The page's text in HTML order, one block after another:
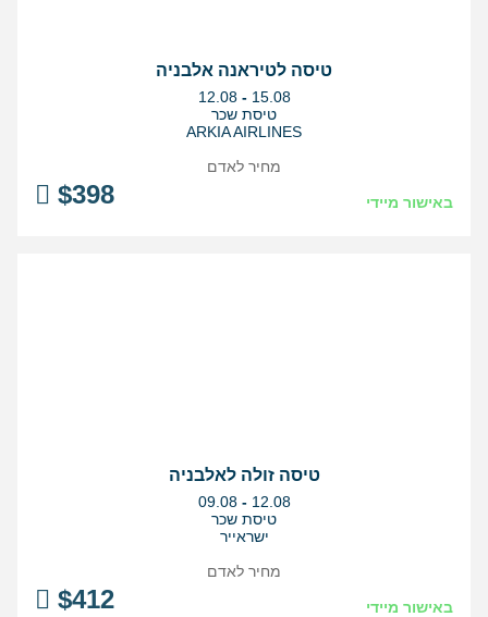
טיסה לטיראנה אלבניה
בין
התאריכים,
12.08 - 15.08
טיסת שכר
ARKIA AIRLINES
באישור מיידי $398
מחיר לאדם
טיסה זולה לאלבניה
בין
התאריכים,
09.08 - 12.08
טיסת שכר
ישראייר
באישור מיידי $412
מחיר לאדם